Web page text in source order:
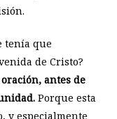
tenía que
de Cristo?
antes de
Porque esta
y especialmente